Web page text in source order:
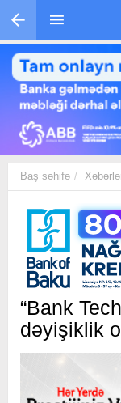
Skip to main content
Baş səhifə
“Bank
dəyişiklik